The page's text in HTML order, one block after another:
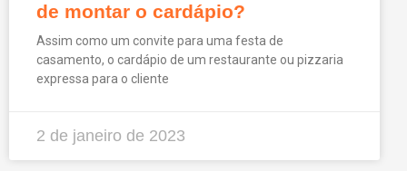
de montar o cardápio?
Assim como um convite para uma festa de
casamento, o cardápio de um restaurante ou pizzaria
expressa para o cliente
2 de janeiro de 2023